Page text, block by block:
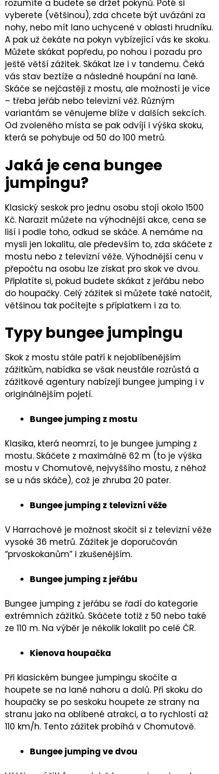
rozumíte a budete se držet pokynů. Poté si
vyberete (většinou), zda chcete být uvázáni za
nohy, nebo mít lano uchycené v oblasti hrudníku.
A pak už čekáte na pokyn vybízející vás ke skoku.
Můžete skákat popředu, po nohou i pozadu pro
ještě větší zážitek. Skákat lze i v tandemu. Čeká
vás stav beztíže a následné houpání na laně.
Skáče se nejčastěji z mostu, ale možností je více
– třeba jeřáb nebo televizní věž. Různým
variantám se věnujeme blíže v dalších sekcích.
Od zvoleného místa se pak odvíjí i výška skoku,
která se pohybuje od 50 do 100 metrů.
Jaká je cena bungee
jumpingu?
Klasický seskok pro jednu osobu stojí okolo 1500
Kč. Narazit můžete na výhodnější akce, cena se
liší i podle toho, odkud se skáče. A nemáme na
mysli jen lokalitu, ale především to, zda skáčete z
mostu nebo z televizní věže. Výhodnější cenu v
přepočtu na osobu lze získat pro skok ve dvou.
Připlatíte si, pokud budete skákat z jeřábu nebo
do houpačky. Celý zážitek si můžete také natočit,
většinou tak počítejte s příplatkem i za to.
Typy bungee jumpingu
Skok z mostu stále patří k nejoblíbenějším
zážitkům, nabídka se však neustále rozrůstá a
zážitkové agentury nabízejí bungee jumping i v
originálnějším pojetí.
Bungee jumping z mostu
Klasika, která neomrzí, to je bungee jumping z
mostu. Skáčete z maximálně 62 m (to je výška
mostu v Chomutově, nejvyššího mostu, z něhož
se u nás skáče), což je zhruba 20 pater.
Bungee jumping z televizní věže
V Harrachově je možnost skočit si z televizní věže
vysoké 36 metrů. Zážitek je doporučován
“prvoskokanům” i zkušenějším.
Bungee jumping z jeřábu
Bungee jumping z jeřábu se řadí do kategorie
extrémních zážitků. Skáčete totiž z 50 nebo také
ze 110 m. Na výběr je několik lokalit po celé ČR.
Kienova houpačka
Při klasickém bungee jumpingu skočíte a
houpete se na laně nahoru a dolů. Při skoku do
houpačky se po seskoku houpete ze strany na
stranu jako na oblíbené atrakci, a to rychlostí až
110 km/h. Tento zážitek probíhá v Chomutově.
Bungee jumping ve dvou